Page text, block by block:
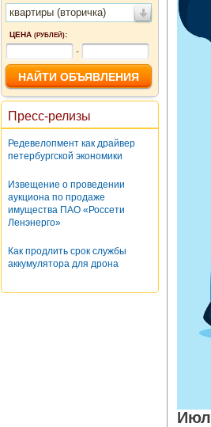
квартиры (вторичка)
ЦЕНА (РУБЛЕЙ):
-
Пресс-релизы
Редевелопмент как драйвер
петербургской экономики
Извещение о проведении
аукциона по продаже
имущества ПАО «Россети
Ленэнерго»
Как продлить срок службы
аккумулятора для дрона